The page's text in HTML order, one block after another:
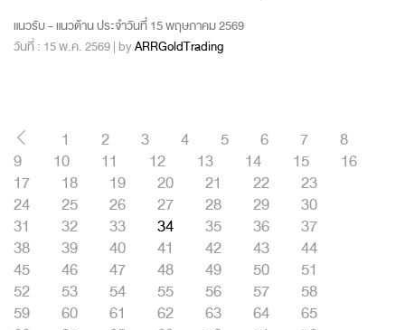
แนวรับ - แนวต้าน ประจำวันที่ 15 พฤษภาคม 2569
วันที่ : 15 พ.ค. 2569 | byARRGoldTrading
1 2 3 4 5 6 7
8
9
10 11 12 13 14 15
16
17
18 19 20 21 22
23
24
25 26 27 28 29
30
31
32 33 34 35 36
37
38
39 40 41 42 43
44
45
46 47 48 49 50
51
52
53 54 55 56 57
58
59
60 61 62 63 64
65